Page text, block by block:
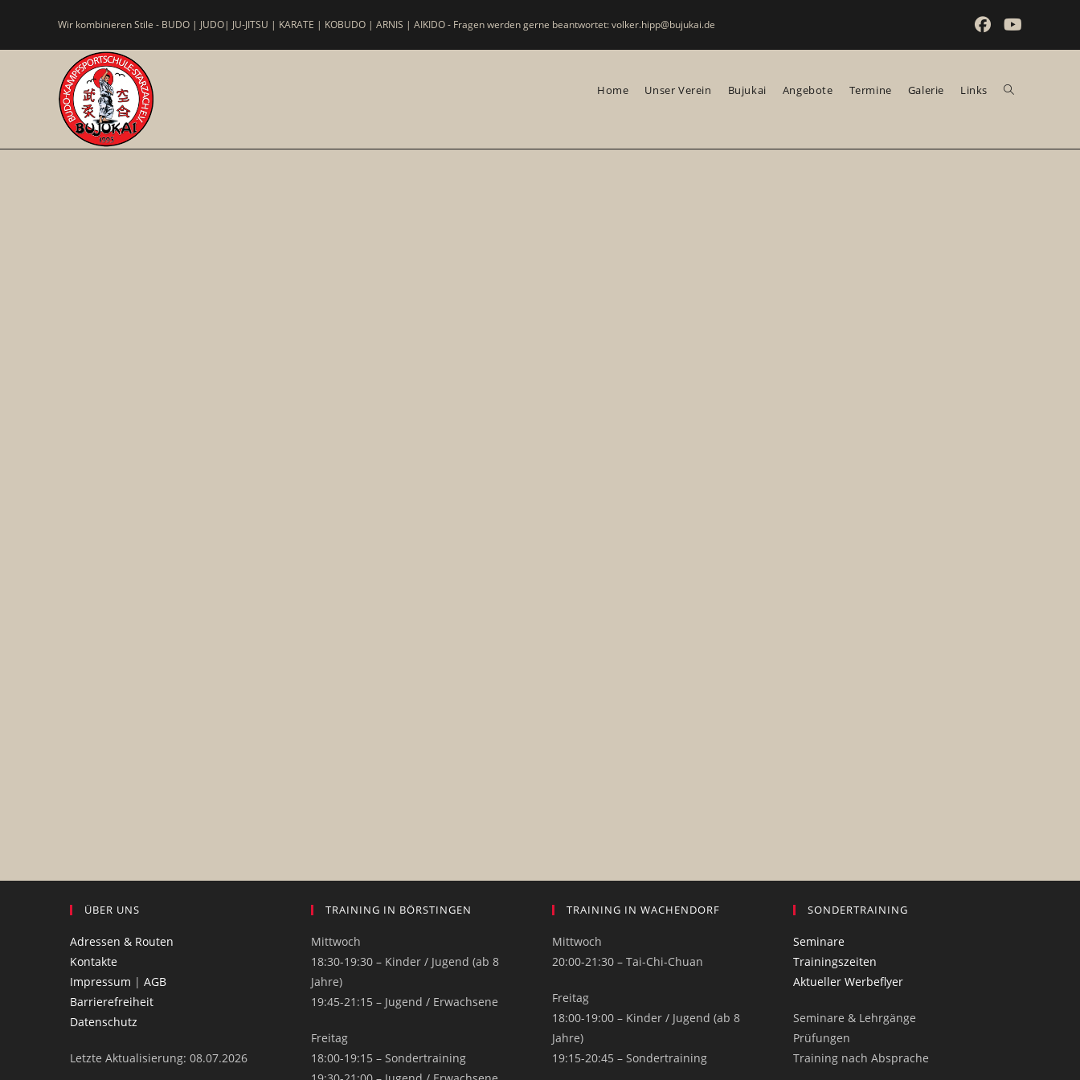
Wir kombinieren Stile - BUDO | JUDO| JU-JITSU | KARATE | KOBUDO | ARNIS | AIKIDO - Fragen werden gerne beantwortet: volker.hipp@bujukai.de
Home Unser Verein Bujukai Angebote Termine Galerie Links
ÜBER UNS
Adressen & Routen
Kontakte
Impressum | AGB
Barrierefreiheit
Datenschutz
Letzte Aktualisierung: 08.07.2026
TRAINING IN BÖRSTINGEN
Mittwoch
18:30-19:30 – Kinder / Jugend (ab 8
Jahre)
19:45-21:15 – Jugend / Erwachsene
Freitag
18:00-19:15 – Sondertraining
TRAINING IN WACHENDORF
Mittwoch
20:00-21:30 – Tai-Chi-Chuan
Freitag
18:00-19:00 – Kinder / Jugend (ab 8
Jahre)
19:15-20:45 – Sondertraining
SONDERTRAINING
Seminare
Trainingszeiten
Aktueller Werbeflyer
Seminare & Lehrgänge
Prüfungen
Training nach Absprache